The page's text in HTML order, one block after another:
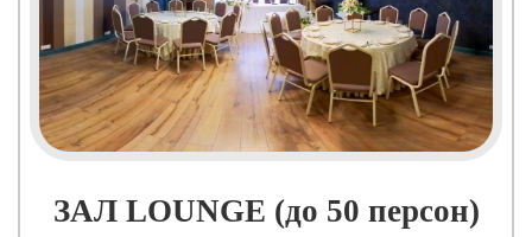
ЗАЛ LOUNGE (до 50 персон)